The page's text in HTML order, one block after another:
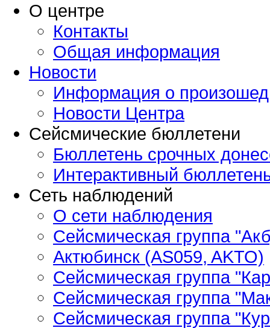
O центре
Контакты
Общая информация
Новости
Информация о
Новости Центра
Сейсмические бюллетени
Бюллетень срочных
Интерактивный
Сеть наблюдений
О сети наблюдения
Сейсмическая группа
Актюбинск (AS059, AKTO)
Сейсмическая группа
Сейсмическая группа
Сейсмическая группа